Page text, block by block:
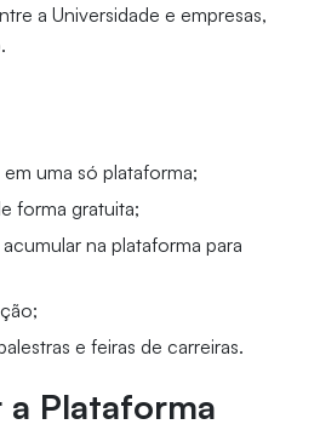
a Universidade e empresas,
uma só plataforma;
forma gratuita;
na plataforma para
e feiras de carreiras.
a Plataforma